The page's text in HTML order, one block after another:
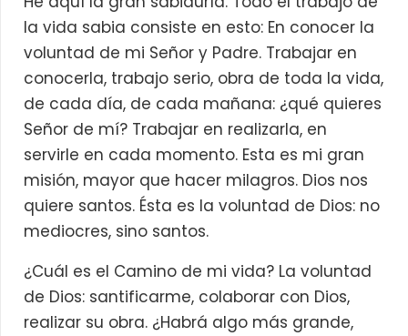
la vida sabia consiste en esto: En conocer la
voluntad de mi Señor y Padre. Trabajar en
conocerla, trabajo serio, obra de toda la vida,
de cada día, de cada mañana: ¿qué quieres
Señor de mí? Trabajar en realizarla, en
servirle en cada momento. Esta es mi gran
misión, mayor que hacer milagros. Dios nos
quiere santos. Ésta es la voluntad de Dios: no
mediocres, sino santos.
¿Cuál es el Camino de mi vida? La voluntad
de Dios: santificarme, colaborar con Dios,
realizar su obra. ¿Habrá algo más grande,